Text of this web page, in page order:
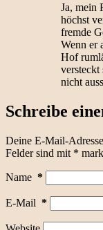
Ja, mein
höchst
fremde
Wenn er
Hof
versteckt
nicht
Schreibe
Deine E-Mail-
Felder sind mit *
Name *
E-Mail *